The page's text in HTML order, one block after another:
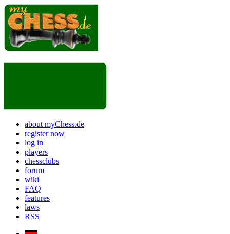
about myChess.de
register now
log in
players
chessclubs
forum
wiki
FAQ
features
laws
RSS